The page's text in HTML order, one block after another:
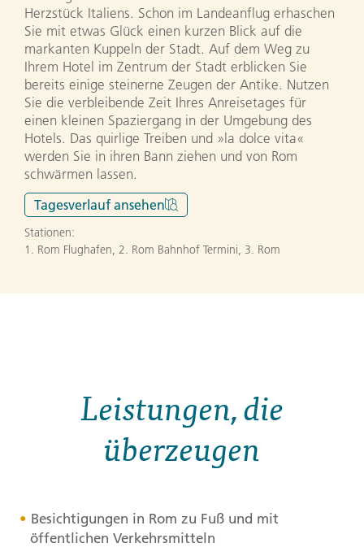
Herzstück Italiens. Schon im Landeanflug erhaschen
Sie mit etwas Glück einen kurzen Blick auf die
markanten Kuppeln der Stadt. Auf dem Weg zu
Ihrem Hotel im Zentrum der Stadt erblicken Sie
bereits einige steinerne Zeugen der Antike. Nutzen
Sie die verbleibende Zeit Ihres Anreisetages für
einen kleinen Spaziergang in der Umgebung des
Hotels. Das quirlige Treiben und »la dolce vita«
werden Sie in ihren Bann ziehen und von Rom
schwärmen lassen.
Tagesverlauf ansehen
Stationen:
1. Rom Flughafen, 2. Rom Bahnhof Termini, 3. Rom
Leistungen, die
überzeugen
Besichtigungen in Rom zu Fuß und mit
öffentlichen Verkehrsmitteln